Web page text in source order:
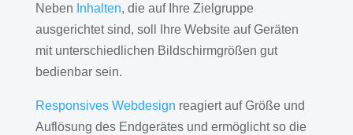
Neben Inhalten, die auf Ihre Zielgruppe
ausgerichtet sind, soll Ihre Website auf Geräten
mit unterschiedlichen Bildschirmgrößen gut
bedienbar sein.
Responsives Webdesign reagiert auf Größe und
Auflösung des Endgerätes und ermöglicht so die